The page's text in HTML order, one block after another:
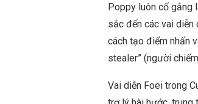
Poppy luôn cố gắng
sắc đến các vai diễn
cách tạo điểm nhấn
stealer” (người
Vai diễn Foei trong